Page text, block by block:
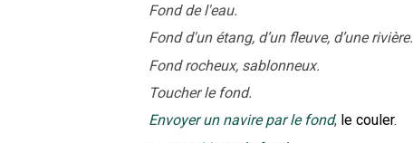
Fond de l'eau.
Fond d'un étang, d’un fleuve, d’une rivière.
Fond rocheux, sablonneux.
Toucher le fond.
Envoyer un navire par le fond, le couler.